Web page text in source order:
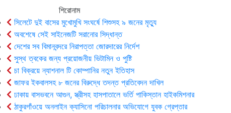
শিরোনাম
সিলেটে দুই বাসের মুখোমুখি সংঘর্ষে শিশুসহ ৯ জনের মৃত্যু
অবশেষে সেই সাইনেজটি সরানোর সিদ্ধান্ত
দেশের সব বিমানবন্দরে নিরাপত্তা জোরদারের নির্দেশ
সুস্থ ত্বকের জন্য প্রয়োজনীয় ভিটামিন ও পুষ্টি
চা বিক্রয়ে ন্যাশনাল টি কোম্পানির নতুন ইতিহাস
জাফর ইকবালসহ ৮ জনের বিরুদ্ধে তদন্ত প্রতিবেদন দাখিল
ঢাকায় বাসভবনে আগুন, স্ত্রীসহ হাসপাতালে ভর্তি পাকিস্তান হাইকমিশনার
ঠাকুরগাঁওয়ে অনলাইন ক্যাসিনো পরিচালনার অভিযোগে যুবক গ্রেপ্তার